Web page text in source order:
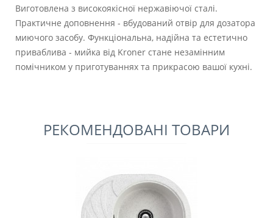
Виготовлена з високоякісної нержавіючої сталі.
Практичне доповнення - вбудований отвір для дозатора
миючого засобу. Функціональна, надійна та естетично
приваблива - мийка від Kroner стане незамінним
помічником у приготуваннях та прикрасою вашої кухні.
РЕКОМЕНДОВАНІ ТОВАРИ